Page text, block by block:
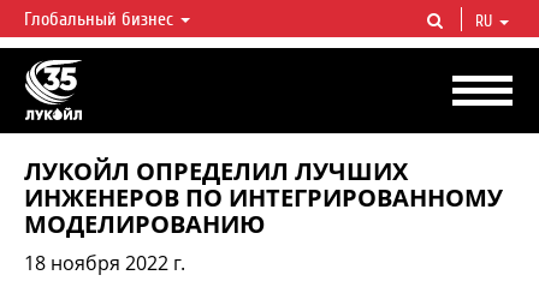
ЛУКОЙЛ СЕГОДНЯ
ЛУКОЙЛ — одна из крупнейших вертикально интегрированных
нефтегазовых компаний в мире, на долю которой приходится более 2%
мировой добычи нефти и около 1% доказанных запасов углеводородов.
Глобальный бизнес RU
ЛУКОЙЛ ОПРЕДЕЛИЛ ЛУЧШИХ
ИНЖЕНЕРОВ ПО ИНТЕГРИРОВАННОМУ
МОДЕЛИРОВАНИЮ
18 ноября 2022 г.